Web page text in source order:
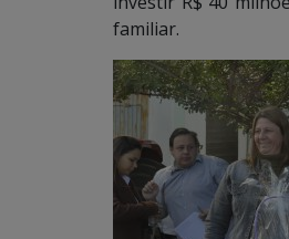
familiar.